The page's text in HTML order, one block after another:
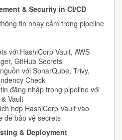
& Security in CI/CD
tin nhạy cảm trong pipeline
với HashiCorp Vault, AWS
GitHub Secrets
với SonarQube, Trivy,
Check
đăng nhập trong pipeline với
Vault
hợp HashiCorp Vault vào
để bảo vệ secrets
& Deployment